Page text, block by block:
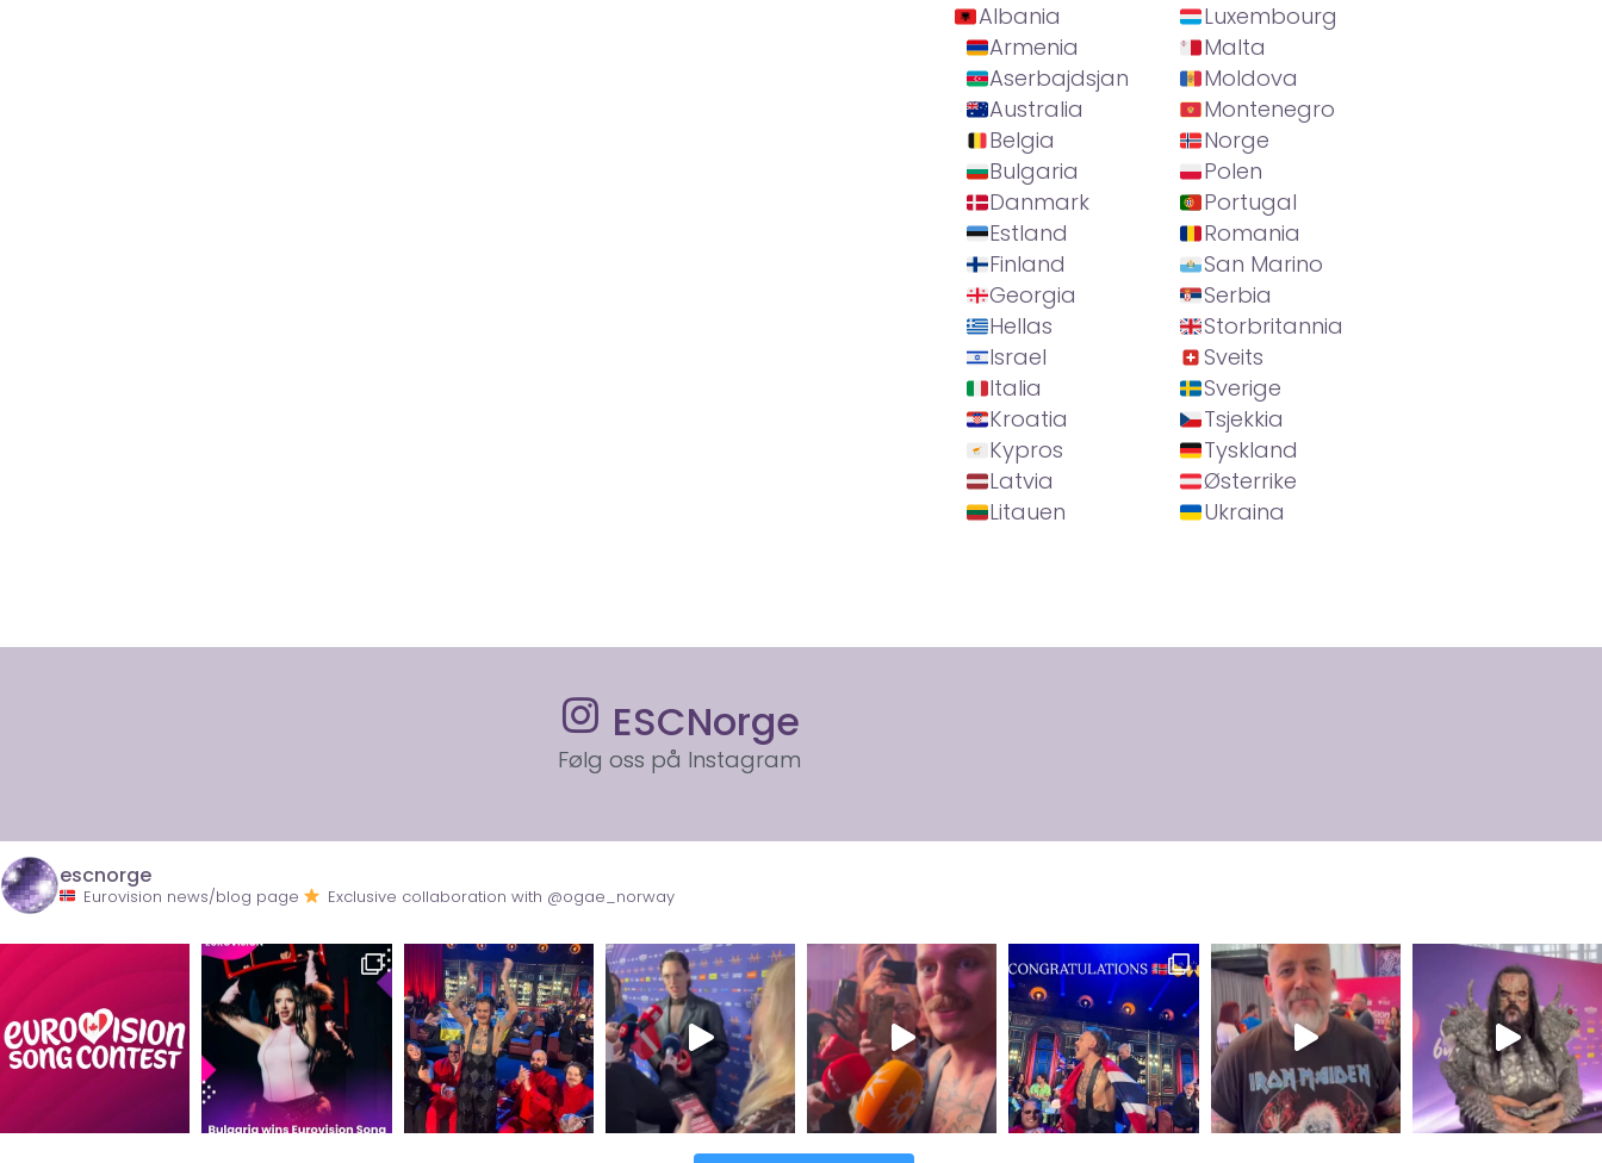
Albania
Armenia
Aserbajdsjan
Australia
Belgia
Bulgaria
Danmark
Estland
Finland
Georgia
Hellas
Israel
Italia
Kroatia
Kypros
Latvia
Litauen
Luxembourg
Malta
Moldova
Montenegro
Norge
Polen
Portugal
Romania
San Marino
Serbia
Storbritannia
Sveits
Sverige
Tsjekkia
Tyskland
Østerrike
Ukraina
ESCNorge
Følg oss på Instagram
escnorge
Eurovision news/blog page Exclusive collaboration with @ogae_norway